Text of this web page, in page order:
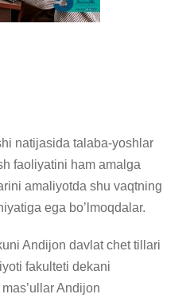
natijasida talaba-yoshlar
faoliyatini ham amalga
amaliyotda shu vaqtning
ega bo’lmoqdalar.
Andijon davlat chet tillari
fakulteti dekani
Andijon